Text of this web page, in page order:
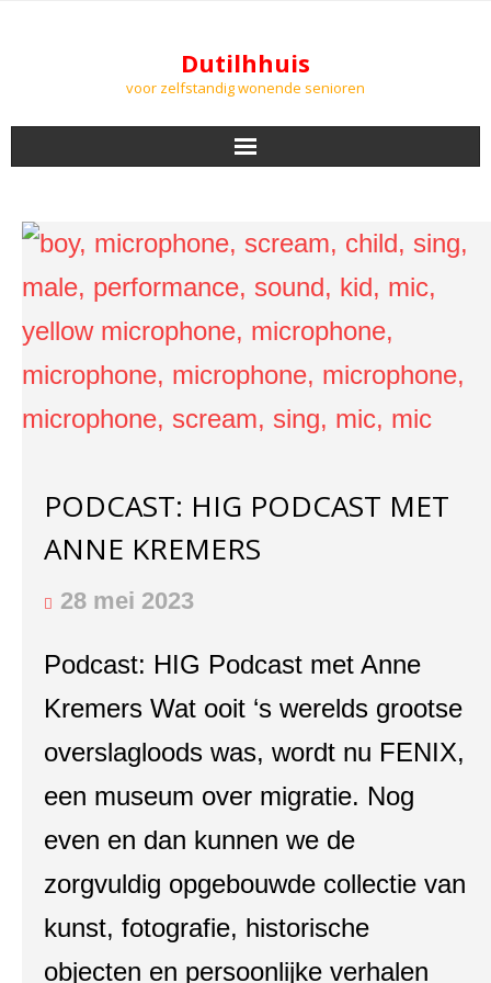
Dutilhhuis
voor zelfstandig wonende senioren
BEWONERS
DOWNLOADS
PODCASTS
AGENDA
PODCAST: HIG PODCAST MET
ANNE KREMERS
28 mei 2023
Podcast: HIG Podcast met Anne
Kremers Wat ooit ‘s werelds grootse
overslagloods was, wordt nu FENIX,
een museum over migratie. Nog
even en dan kunnen we de
zorgvuldig opgebouwde collectie van
kunst, fotografie, historische
objecten en persoonlijke verhalen